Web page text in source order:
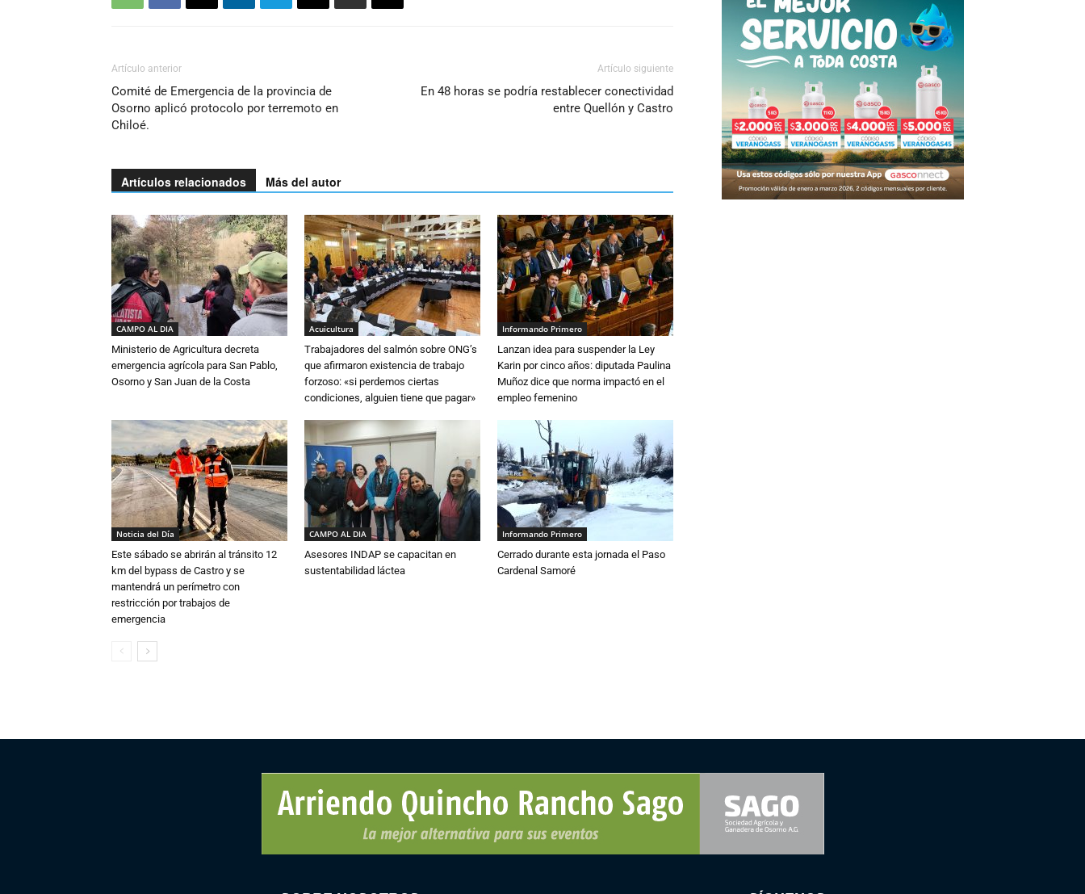
Artículo anterior
Comité de Emergencia de la provincia de
Osorno aplicó protocolo por terremoto en
Chiloé.
Artículo siguiente
En 48 horas se podría restablecer conectividad
entre Quellón y Castro
Artículos relacionados Más del autor
CAMPO AL DIA
Ministerio de Agricultura decreta
emergencia agrícola para San Pablo,
Osorno y San Juan de la Costa
Acuicultura
Trabajadores del salmón sobre ONG’s
que afirmaron existencia de trabajo
forzoso: «si perdemos ciertas
condiciones, alguien tiene que pagar»
Informando Primero
Lanzan idea para suspender la Ley
Karin por cinco años: diputada Paulina
Muñoz dice que norma impactó en el
empleo femenino
Noticia del Día
Este sábado se abrirán al tránsito 12
km del bypass de Castro y se
mantendrá un perímetro con
restricción por trabajos de
emergencia
CAMPO AL DIA
Asesores INDAP se capacitan en
sustentabilidad láctea
Informando Primero
Cerrado durante esta jornada el Paso
Cardenal Samoré